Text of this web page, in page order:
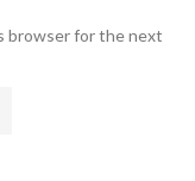
browser for the next